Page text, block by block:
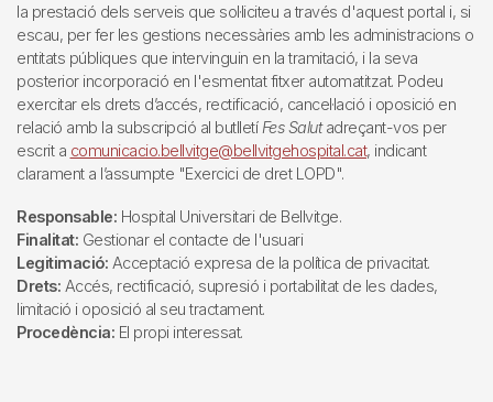
la prestació dels serveis que sol·liciteu a través d'aquest portal i, si
escau, per fer les gestions necessàries amb les administracions o
entitats públiques que intervinguin en la tramitació, i la seva
posterior incorporació en l'esmentat fitxer automatitzat. Podeu
exercitar els drets d’accés, rectificació, cancel·lació i oposició en
relació amb la subscripció al butlletí Fes Salutadreçant-vos per
escrit a comunicacio.bellvitge@bellvitgehospital.cat, indicant
clarament a l’assumpte "Exercici de dret LOPD".
Responsable: Hospital Universitari de Bellvitge.
Finalitat: Gestionar el contacte de l'usuari
Legitimació: Acceptació expresa de la política de privacitat.
Drets: Accés, rectificació, supresió i portabilitat de les dades,
limitació i oposició al seu tractament.
Procedència: El propi interessat.